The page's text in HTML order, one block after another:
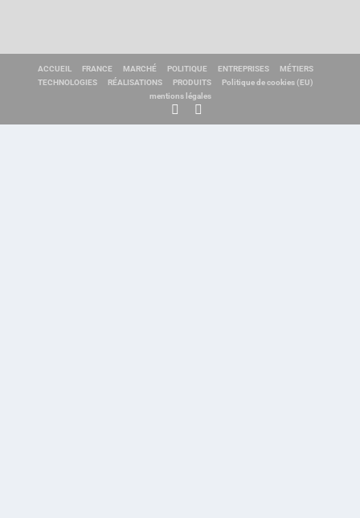
ACCUEIL FRANCE MARCHÉ POLITIQUE ENTREPRISES
MÉTIERS
TECHNOLOGIES
RÉALISATIONS PRODUITS
Politique de cookies (EU)
mentions légales